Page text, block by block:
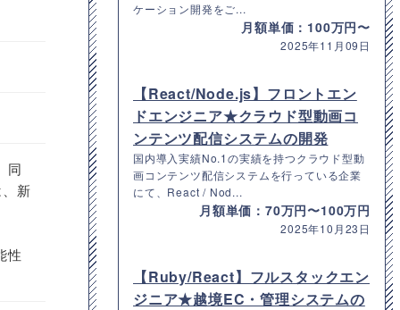
同
新
性
ケーション開発をご...
月額単価：100万円〜
2025年11月09日
【React/Node.js】フロントエン
ドエンジニア★クラウド型動画コ
ンテンツ配信システムの開発
国内導入実績No.1の実績を持つクラウド型動
画コンテンツ配信システムを行っている企業
にて、React / Nod...
月額単価：70万円〜100万円
2025年10月23日
【Ruby/React】フルスタックエン
ジニア★越境EC・管理システムの